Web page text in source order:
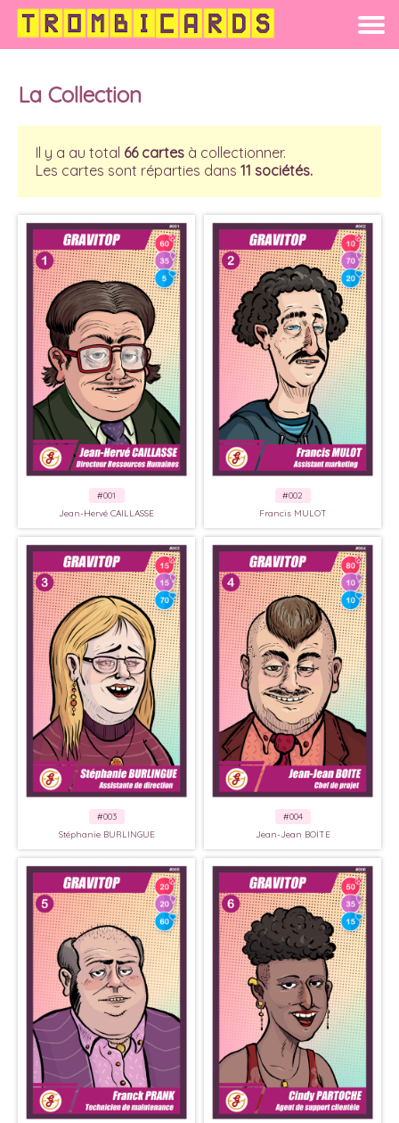
Le Concept
La Collection
Les Sociétés
Jouer
Acheter
La Collection
Il y a au total 66 cartes à collectionner.
Les cartes sont réparties dans 11 sociétés.
#001
Jean-Hervé CAILLASSE
#002
Francis MULOT
#003
Stéphanie BURLINGUE
#004
Jean-Jean BOITE